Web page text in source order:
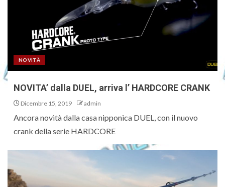
NOVITÀ
NOVITA’ dalla DUEL, arriva l’ HARDCORE CRANK
Dicembre 15, 2019 admin
Ancora novità dalla casa nipponica DUEL, con il nuovo
crank della serie HARDCORE